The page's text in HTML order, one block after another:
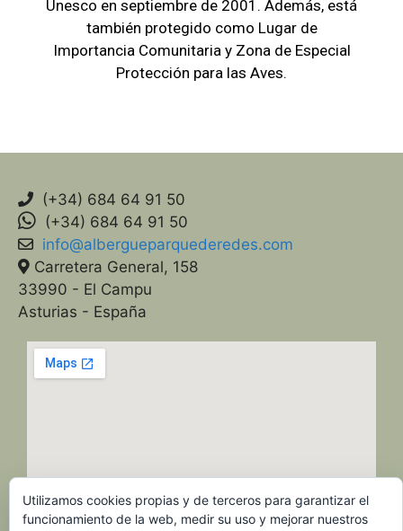
Unesco en septiembre de 2001. Además, está
también protegido como Lugar de
Importancia Comunitaria y Zona de Especial
Protección para las Aves.
(+34) 684 64 91 50
(+34) 684 64 91 50
info@albergueparquederedes.com
Carretera General, 158
33990 - El Campu
Asturias - España
Utilizamos cookies propias y de terceros para garantizar el
funcionamiento de la web, medir su uso y mejorar nuestros